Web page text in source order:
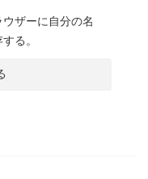
ザーに自分の名
る。